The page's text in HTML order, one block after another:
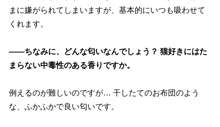
まに嫌がられてしまいますが、基本的にいつも吸わせて
くれます。
――ちなみに、どんな匂いなんでしょう？ 猫好きにはた
まらない中毒性のある香りですか。
例えるのが難しいのですが… 干したてのお布団のよう
な、ふかふかで良い匂いです。